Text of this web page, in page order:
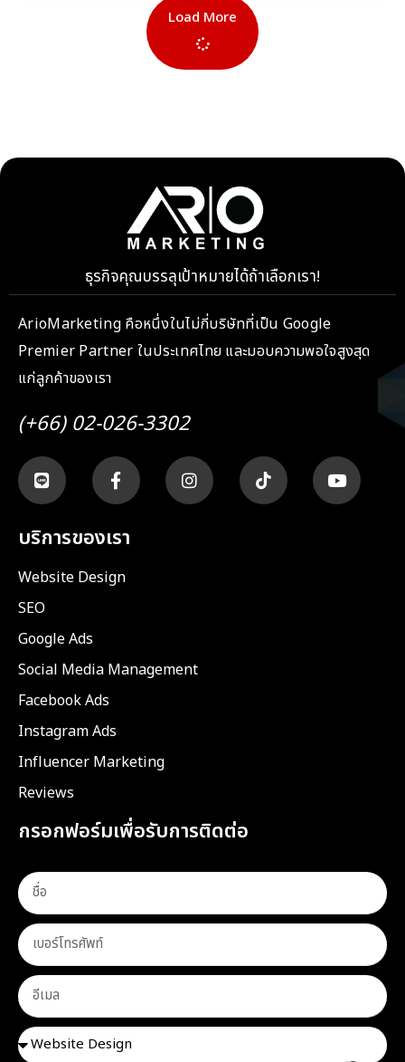
Load More
ธุรกิจคุณบรรลุเป้าหมายได้ถ้าเลือกเรา!
ArioMarketing คือหนึ่งในไม่กี่บริษัทที่เป็น Google
Premier Partner ในประเทศไทย และมอบความพอใจสูงสุด
แก่ลูกค้าของเรา
(+66) 02-026-3302
บริการของเรา
Website Design
SEO
Google Ads
Social Media Management
Facebook Ads
Instagram Ads
Influencer Marketing
Reviews
กรอกฟอร์มเพื่อรับการติดต่อ